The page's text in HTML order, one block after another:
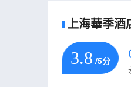
上海華季酒
3.8 /5分